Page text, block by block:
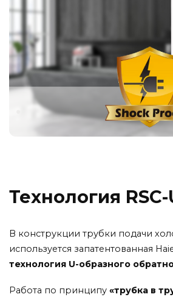
Технология RSC-
В конструкции трубки подачи
используется запатентованная
технология U-образного
Работа по принципу «трубка в